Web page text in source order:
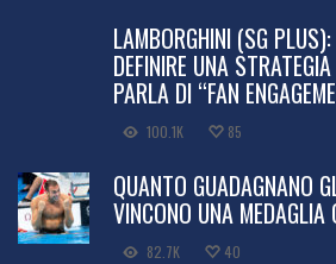
LAMBORGHINI (SG
DEFINIRE UNA
PARLA DI “FAN
100.1K 85
QUANTO GUADAGNANO
VINCONO UNA
82.7K 40